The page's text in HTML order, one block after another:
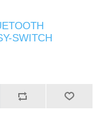
SWITCH